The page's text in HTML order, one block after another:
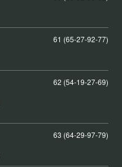
61 (65-27-92-77)
62 (54-19-27-69)
63 (64-29-97-79)